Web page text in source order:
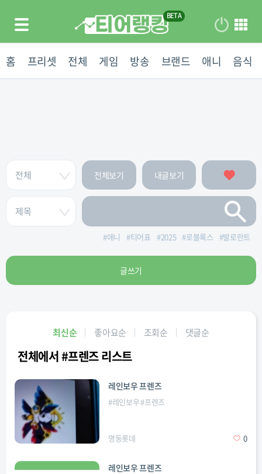
홈 프리셋 전체 게임 방송 브랜드 애니 음식
전체보기 내글보기
#애니 #티어표 #2025 #로블록스 #발로란트
글쓰기
최신순 좋아요순 조회순 댓글순
전체에서 #프렌즈 리스트
레인보우 프렌즈
#레인보우#프렌즈
명동롯데 0
레인보우 프렌즈